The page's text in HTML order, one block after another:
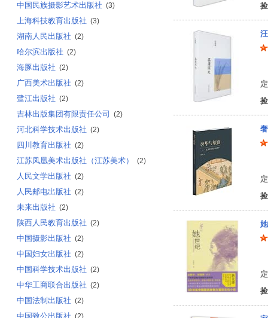
中国民族摄影艺术出版社 (3)
上海科技教育出版社 (3)
湖南人民出版社 (2)
哈尔滨出版社 (2)
海豚出版社 (2)
广西美术出版社 (2)
鹭江出版社 (2)
吉林出版集团有限责任公司 (2)
河北科学技术出版社 (2)
四川教育出版社 (2)
江苏凤凰美术出版社（江苏美术） (2)
人民文学出版社 (2)
人民邮电出版社 (2)
未来出版社 (2)
陕西人民教育出版社 (2)
中国摄影出版社 (2)
中国妇女出版社 (2)
中国科学技术出版社 (2)
中华工商联合出版社 (2)
中国法制出版社 (2)
中国致公出版社 (2)